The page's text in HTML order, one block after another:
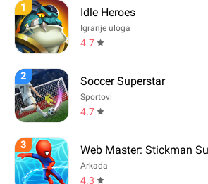
1 Idle Heroes
Igranje uloga
4.7
2 Soccer Superstar
Sportovi
4.7
3
Arkada
4.3